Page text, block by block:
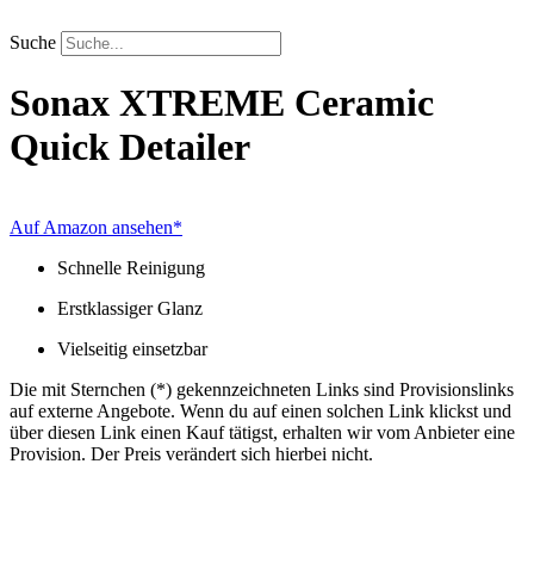
Inhalt
springen
Suche
Sonax XTREME Ceramic
Quick Detailer
Auf Amazon ansehen*
Schnelle Reinigung
Erstklassiger Glanz
Vielseitig einsetzbar
Die mit Sternchen (*) gekennzeichneten Links sind Provisionslinks
auf externe Angebote. Wenn du auf einen solchen Link klickst und
über diesen Link einen Kauf tätigst, erhalten wir vom Anbieter eine
Provision. Der Preis verändert sich hierbei nicht.